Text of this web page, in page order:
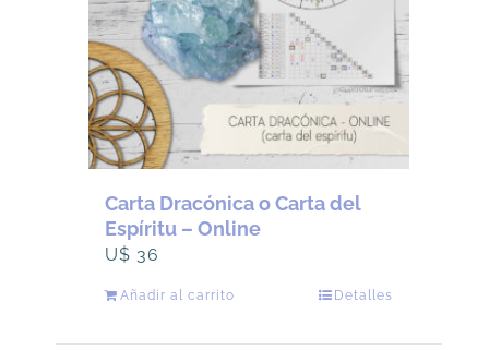
elegir
en
la
página
de
producto
Carta Dracónica o Carta del
Espíritu – Online
U$ 36
Añadir al carrito Detalles